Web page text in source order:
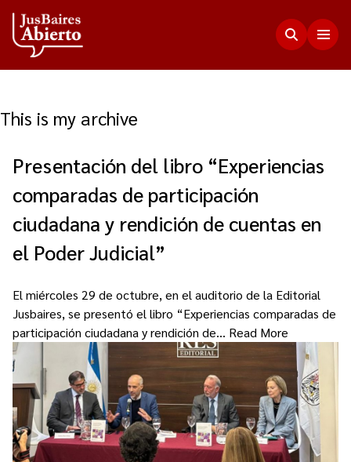
Justicia Abierta
Transparencia
Funciones del Consejo de la Magistratura
Plenario de Consejeros
Estadísticas
Presupuesto, compras, nómina de personal y
escala salarial.
Memorias
Convenios
Concursos
Acceso a la información Pública
JusLab
Innovación en la Justicia
Visualización de Datos
Encuentros anteriores
Nuestros Co-creadores
Participación Ciudadana
Programa Acceso Comunitario a Justicia
Programa Protagonistas de Justicia
Innovación e incidencia
Programa Educación en Derechos Humanos
Cuento con Derechos
Transparencia
Novedades
Preguntas Frecuentes
This is my archive
Presentación del libro “Experiencias
comparadas de participación
ciudadana y rendición de cuentas en
el Poder Judicial”
El miércoles 29 de octubre, en el auditorio de la Editorial
Jusbaires, se presentó el libro “Experiencias comparadas de
participación ciudadana y rendición de… Read More